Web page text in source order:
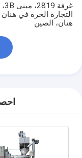
التجارة الحرة في
هنان، الصين